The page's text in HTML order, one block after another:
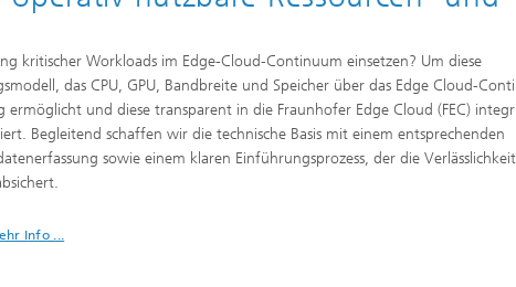
kritischer Workloads im Edge-Cloud-Continuum einsetzen? Um diese
das CPU, GPU, Bandbreite und Speicher über das Edge Cloud-
und diese transparent in die Fraunhofer Edge Cloud (FEC)
Begleitend schaffen wir die technische Basis mit einem entsprechenden
sowie einem klaren Einführungsprozess, der die
Info ...